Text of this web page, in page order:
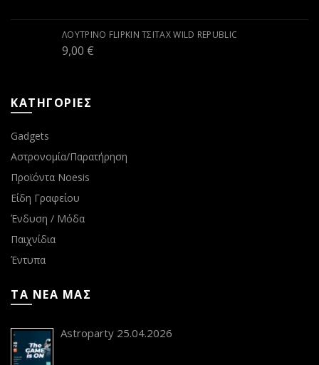
ΛΟΎΤΡΙΝΟ FLIPKIN ΤΣΙΤΆΧ WILD REPUBLIC
9,00 €
ΚΑΤΗΓΟΡΙΕΣ
Gadgets
Αστρονομία/Παρατήρηση
Προϊόντα Noesis
Είδη Γραφείου
Ένδυση / Μόδα
Παιχνίδια
Έντυπα
ΤΑ ΝΕΑ ΜΑΣ
Astroparty 25.04.2026